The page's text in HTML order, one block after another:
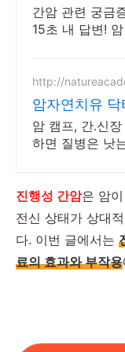
은 힐오에서
간암 관련 궁금
15초 내 답변!
http://
암자연치유
암 캠프, 간.신
하면 질병은 낫
진행성 간암은 암
전신 상태가 상대
다. 이번 글에서는
료의 효과와 부작용